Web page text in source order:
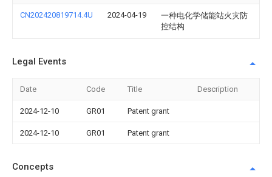
CN202420819714.4U 2024-04-19
一种电化学储能站火灾防
控结构
Legal Events
Date Code Title Description
2024-12-10 GR01 Patent grant
2024-12-10 GR01 Patent grant
Concepts